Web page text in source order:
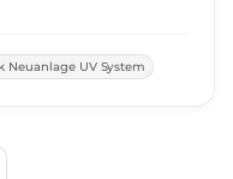
Neuanlage UV System